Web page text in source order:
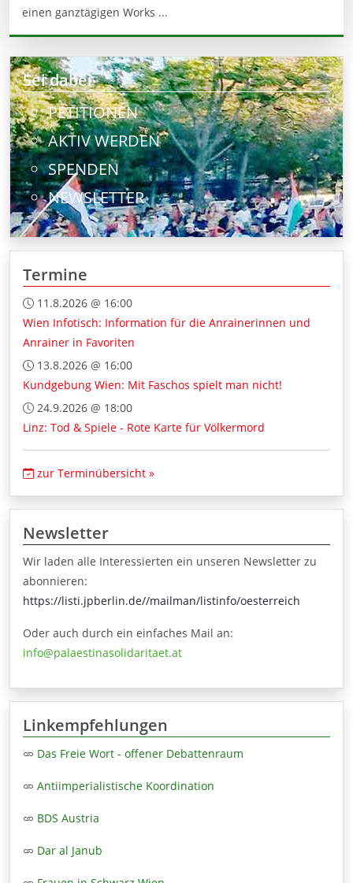
einen ganztägigen Works ...
Sei dabei
PETITIONEN
AKTIV WERDEN
SPENDEN
NEWSLETTER
Termine
11.8.2026 @ 16:00
Wien Infotisch: Information für die Anrainerinnen und
Anrainer in Favoriten
13.8.2026 @ 16:00
Kundgebung Wien: Mit Faschos spielt man nicht!
24.9.2026 @ 18:00
Linz: Tod & Spiele - Rote Karte für Völkermord
zur Terminübersicht »
Newsletter
Wir laden alle Interessierten ein unseren Newsletter zu
abonnieren:
https://listi.jpberlin.de//mailman/listinfo/oesterreich
Oder auch durch ein einfaches Mail an:
info@palaestinasolidaritaet.at
Linkempfehlungen
Das Freie Wort - offener Debattenraum
Antiimperialistische Koordination
BDS Austria
Dar al Janub